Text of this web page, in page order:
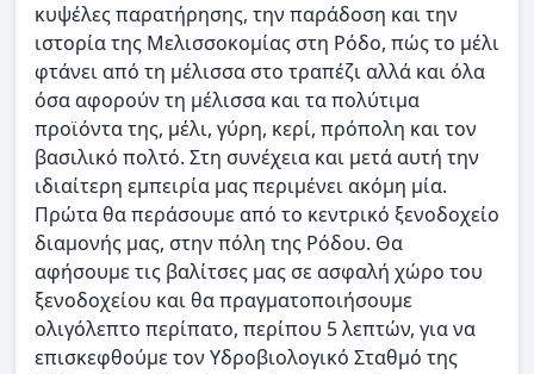
κυψέλες παρατήρησης, την παράδοση και την
ιστορία της Μελισσοκομίας στη Ρόδο, πώς το μέλι
φτάνει από τη μέλισσα στο τραπέζι αλλά και όλα
όσα αφορούν τη μέλισσα και τα πολύτιμα
προϊόντα της, μέλι, γύρη, κερί, πρόπολη και τον
βασιλικό πολτό. Στη συνέχεια και μετά αυτή την
ιδιαίτερη εμπειρία μας περιμένει ακόμη μία.
Πρώτα θα περάσουμε από το κεντρικό ξενοδοχείο
διαμονής μας, στην πόλη της Ρόδου. Θα
αφήσουμε τις βαλίτσες μας σε ασφαλή χώρο του
ξενοδοχείου και θα πραγματοποιήσουμε
ολιγόλεπτο περίπατο, περίπου 5 λεπτών, για να
επισκεφθούμε τον Υδροβιολογικό Σταθμό της